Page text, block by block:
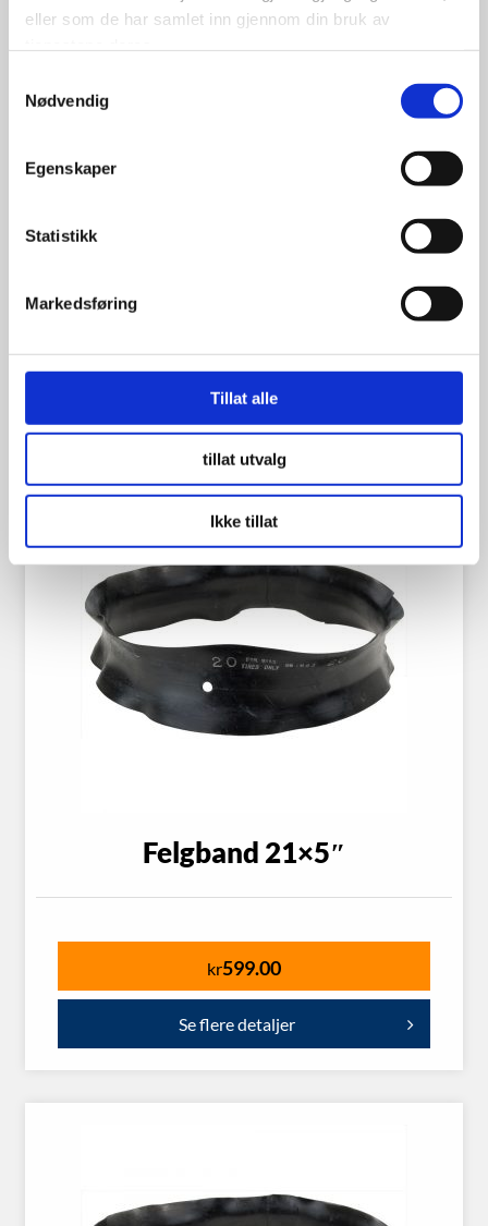
eller som de har samlet inn gjennom din bruk av
Nødvendig
Egenskaper
Statistikk
Markedsføring
Tillat alle
tillat utvalg
Ikke tillat
Felgband 21×5″
kr599.00
Se flere detaljer